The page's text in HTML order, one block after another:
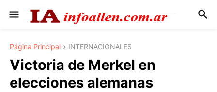
Página Principal INTERNACIONALES
Victoria de Merkel en
elecciones alemanas